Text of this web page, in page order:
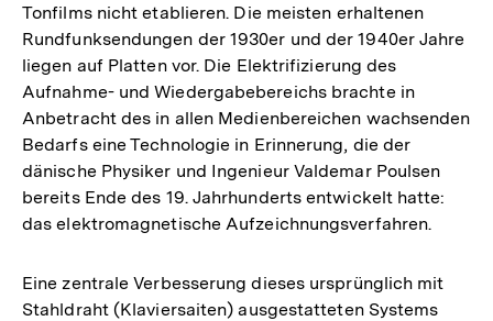
Tonfilms nicht etablieren. Die meisten erhaltenen
Rundfunksendungen der 1930er und der 1940er Jahre
liegen auf Platten vor. Die Elektrifizierung des
Aufnahme- und Wiedergabebereichs brachte in
Anbetracht des in allen Medienbereichen wachsenden
Bedarfs eine Technologie in Erinnerung, die der
dänische Physiker und Ingenieur Valdemar Poulsen
bereits Ende des 19. Jahrhunderts entwickelt hatte:
das elektromagnetische Aufzeichnungsverfahren.
Eine zentrale Verbesserung dieses ursprünglich mit
Stahldraht (Klaviersaiten) ausgestatteten Systems